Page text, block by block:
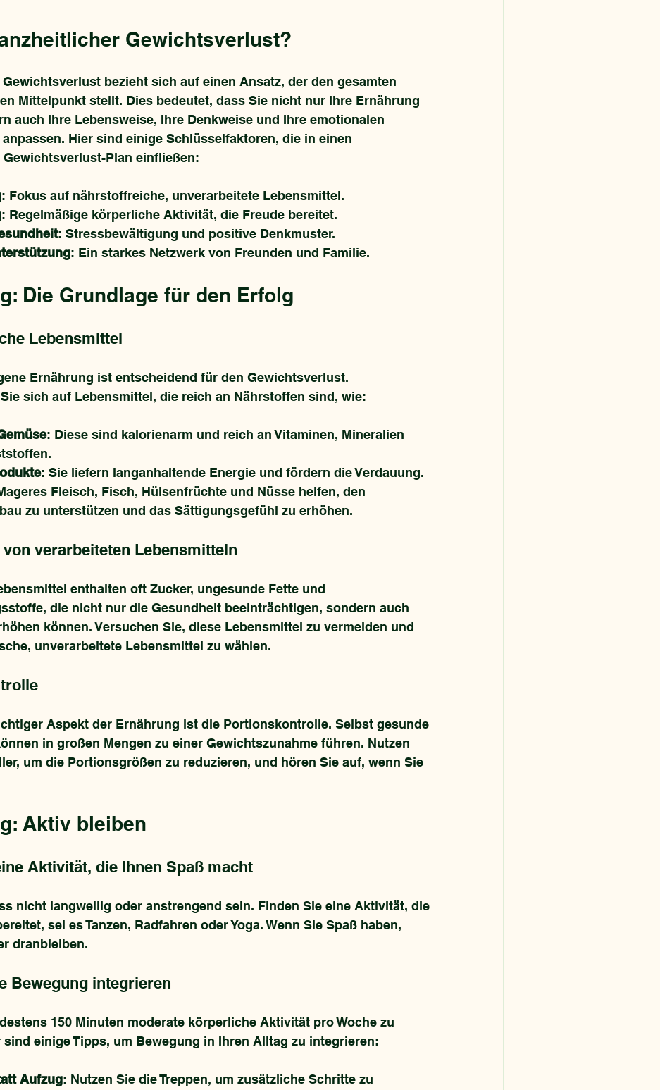
Gewichtsverlust?
bezieht sich auf einen Ansatz, der den gesamten
Mittelpunkt stellt. Dies bedeutet, dass Sie nicht nur Ihre Ernährung
auch Ihre Lebensweise, Ihre Denkweise und Ihre emotionalen
Hier sind einige Schlüsselfaktoren, die in einen
Plan einfließen:
: Fokus auf nährstoffreiche, unverarbeitete Lebensmittel.
: Regelmäßige körperliche Aktivität, die Freude bereitet.
: Stressbewältigung und positive Denkmuster.
: Ein starkes Netzwerk von Freunden und Familie.
Die Grundlage für den Erfolg
Lebensmittel
Ernährung ist entscheidend für den Gewichtsverlust.
sich auf Lebensmittel, die reich an Nährstoffen sind, wie:
: Diese sind kalorienarm und reich an Vitaminen, Mineralien
: Sie liefern langanhaltende Energie und fördern die Verdauung.
Fleisch, Fisch, Hülsenfrüchte und Nüsse helfen, den
zu unterstützen und das Sättigungsgefühl zu erhöhen.
verarbeiteten Lebensmitteln
enthalten oft Zucker, ungesunde Fette und
die nicht nur die Gesundheit beeinträchtigen, sondern auch
können. Versuchen Sie, diese Lebensmittel zu vermeiden und
unverarbeitete Lebensmittel zu wählen.
Aspekt der Ernährung ist die Portionskontrolle. Selbst gesunde
in großen Mengen zu einer Gewichtszunahme führen. Nutzen
um die Portionsgrößen zu reduzieren, und hören Sie auf, wenn Sie
Aktiv bleiben
Aktivität, die Ihnen Spaß macht
nicht langweilig oder anstrengend sein. Finden Sie eine Aktivität, die
sei es Tanzen, Radfahren oder Yoga. Wenn Sie Spaß haben,
dranbleiben.
Bewegung integrieren
150 Minuten moderate körperliche Aktivität pro Woche zu
sind einige Tipps, um Bewegung in Ihren Alltag zu integrieren:
Aufzug: Nutzen Sie die Treppen, um zusätzliche Schritte zu